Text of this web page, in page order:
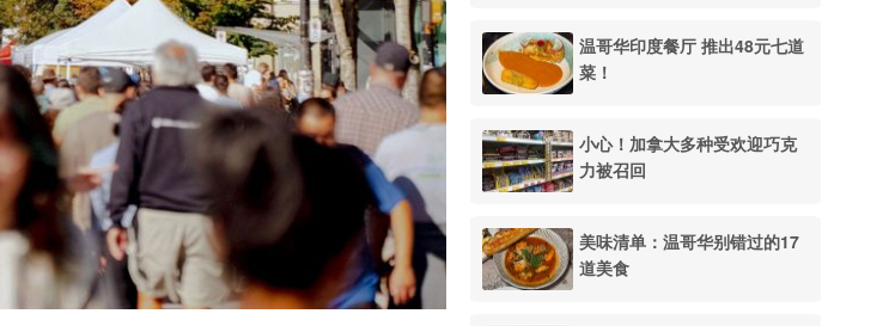
温哥华印度餐厅 推出48元七道
菜！
小心！加拿大多种受欢迎巧克
力被召回
美味清单：温哥华别错过的17
道美食